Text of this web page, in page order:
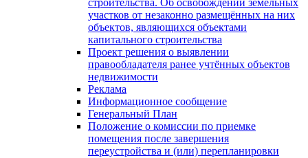
строительства. Об освобождении земельных
участков от незаконно размещённых на них
объектов, являющихся объектами
капитального строительства
Проект решения о выявлении
правообладателя ранее учтённых объектов
недвижимости
Реклама
Информационное сообщение
Генеральный План
Положение о комиссии по приемке
помещения после завершения
переустройства и (или) перепланировки